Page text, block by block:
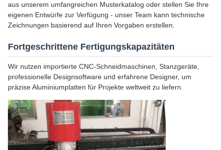
aus unserem umfangreichen Musterkatalog oder stellen Sie Ihre
eigenen Entwürfe zur Verfügung - unser Team kann technische
Zeichnungen basierend auf Ihren Vorgaben erstellen.
Fortgeschrittene Fertigungskapazitäten
Wir nutzen importierte CNC-Schneidmaschinen, Stanzgeräte,
professionelle Designsoftware und erfahrene Designer, um
präzise Aluminiumplatten für Projekte weltweit zu liefern.